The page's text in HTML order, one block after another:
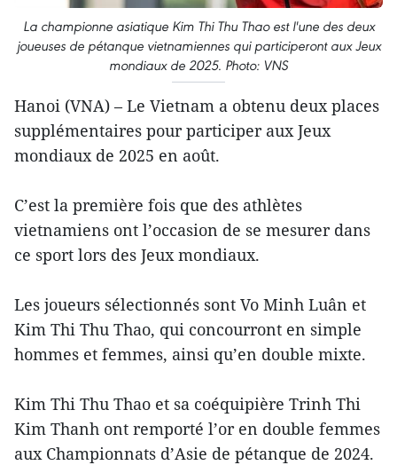
La championne asiatique Kim Thi Thu Thao est l'une des deux
joueuses de pétanque vietnamiennes qui participeront aux Jeux
mondiaux de 2025. Photo: VNS
Hanoi (VNA) – Le Vietnam a obtenu deux places
supplémentaires pour participer aux Jeux
mondiaux de 2025 en août.
C’est la première fois que des athlètes
vietnamiens ont l’occasion de se mesurer dans
ce sport lors des Jeux mondiaux.
Les joueurs sélectionnés sont Vo Minh Luân et
Kim Thi Thu Thao, qui concourront en simple
hommes et femmes, ainsi qu’en double mixte.
Kim Thi Thu Thao et sa coéquipière Trinh Thi
Kim Thanh ont remporté l’or en double femmes
aux Championnats d’Asie de pétanque de 2024.